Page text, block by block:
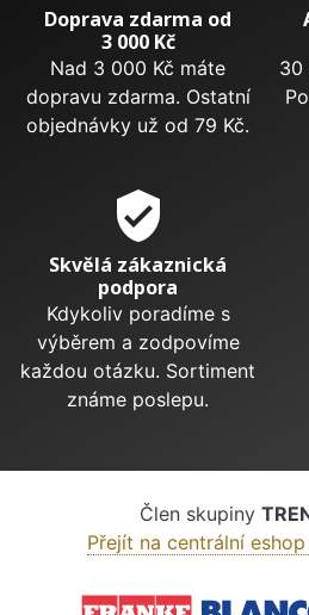
Doprava zdarma od
3 000 Kč
Nad 3 000 Kč máte
dopravu zdarma. Ostatní
objednávky už od 79 Kč.
30
verified_user
Skvělá zákaznická
podpora
Kdykoliv poradíme s
výběrem a zodpovíme
každou otázku. Sortiment
známe poslepu.
Člen skupiny
Přejít na centrální